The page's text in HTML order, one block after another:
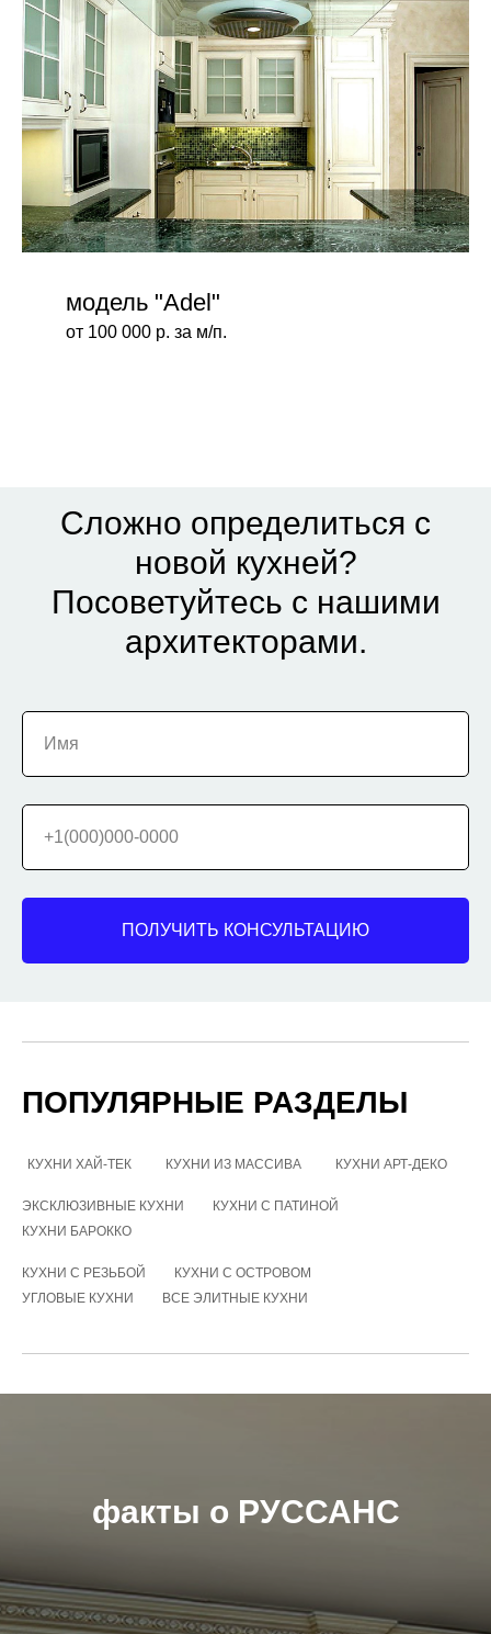
модель "Adel"
от 100 000 р. за м/п.
Сложно определиться с
новой кухней?
Посоветуйтесь с нашими
архитекторами.
Имя
+1(000)000-0000
ПОЛУЧИТЬ КОНСУЛЬТАЦИЮ
ПОПУЛЯРНЫЕ РАЗДЕЛЫ
КУХНИ ХАЙ-ТЕК КУХНИ ИЗ МАССИВА КУХНИ АРТ-ДЕКО
ЭКСКЛЮЗИВНЫЕ КУХНИ КУХНИ С ПАТИНОЙ
КУХНИ БАРОККО
КУХНИ С РЕЗЬБОЙ КУХНИ С ОСТРОВОМ
УГЛОВЫЕ КУХНИ
ВСЕ ЭЛИТНЫЕ КУХНИ
факты о РУССАНС